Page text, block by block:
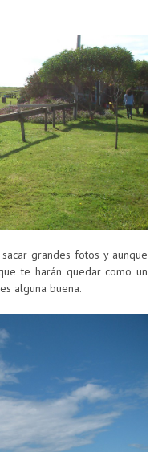
grandes fotos y aunque
te harán quedar como un
alguna buena.